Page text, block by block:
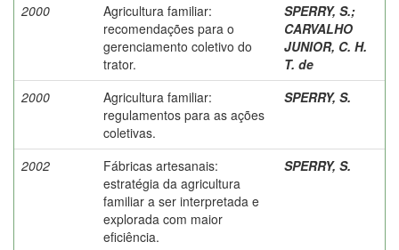
2000
Agricultura familiar:
recomendações para o
gerenciamento coletivo do
trator.
SPERRY, S.;
CARVALHO
JUNIOR, C. H.
T. de
2000
Agricultura familiar:
regulamentos para as ações
coletivas.
SPERRY, S.
2002
Fábricas artesanais:
estratégia da agricultura
familiar a ser interpretada e
explorada com maior
eficiência.
SPERRY, S.